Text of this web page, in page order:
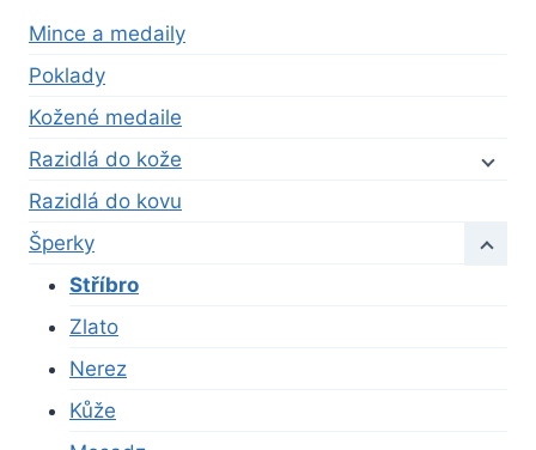
Mince a medaily
Poklady
Kožené medaile
Razidlá do kože
Razidlá do kovu
Šperky
Stříbro
Zlato
Nerez
Kůže